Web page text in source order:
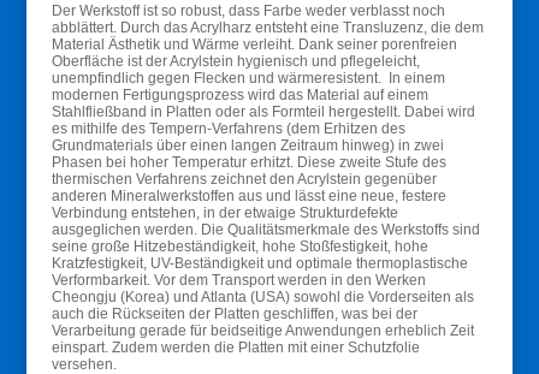
Der Werkstoff ist so robust, dass Farbe weder verblasst noch
abblättert. Durch das Acrylharz entsteht eine Transluzenz, die dem
Material Ästhetik und Wärme verleiht. Dank seiner porenfreien
Oberfläche ist der Acrylstein hygienisch und pflegeleicht,
unempfindlich gegen Flecken und wärmeresistent. In einem
modernen Fertigungsprozess wird das Material auf einem
Stahlfließband in Platten oder als Formteil hergestellt. Dabei wird
es mithilfe des Tempern-Verfahrens (dem Erhitzen des
Grundmaterials über einen langen Zeitraum hinweg) in zwei
Phasen bei hoher Temperatur erhitzt. Diese zweite Stufe des
thermischen Verfahrens zeichnet den Acrylstein gegenüber
anderen Mineralwerkstoffen aus und lässt eine neue, festere
Verbindung entstehen, in der etwaige Strukturdefekte
ausgeglichen werden. Die Qualitätsmerkmale des Werkstoffs sind
seine große Hitzebeständigkeit, hohe Stoßfestigkeit, hohe
Kratzfestigkeit, UV-Beständigkeit und optimale thermoplastische
Verformbarkeit. Vor dem Transport werden in den Werken
Cheongju (Korea) und Atlanta (USA) sowohl die Vorderseiten als
auch die Rückseiten der Platten geschliffen, was bei der
Verarbeitung gerade für beidseitige Anwendungen erheblich Zeit
einspart. Zudem werden die Platten mit einer Schutzfolie
versehen.